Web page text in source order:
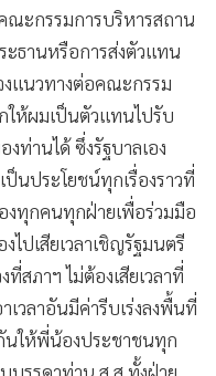
ณะกรรมการบริหารสถาน
ธานหรือการส่งตัวแทน
แนวทางต่อคณะกรรม
ให้ผมเป็นตัวแทนไปรับ
ท่านได้ ซึ่งรัฐบาลเอง
นประโยชน์ทุกเรื่องราวที่
ทุกคนทุกฝ่ายเพื่อร่วมมือ
ไปเสียเวลาเชิญรัฐมนตรี
สภาฯ ไม่ต้องเสียเวลาที่
วลาอันมีค่ารีบเร่งลงพื้นที่
นให้พี่น้องประชาชนทุก